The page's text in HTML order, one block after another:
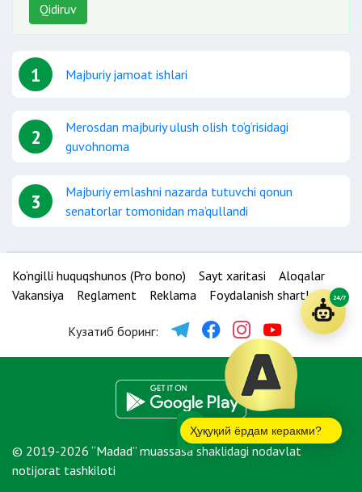
Qidiruv
1 Majburiy jamoat ishlari
2
Merosdan majburiy ulush olish to‘g‘risidagi
guvohnoma
3
Majburiy emlashni nazarda tutuvchi qonun
senatorlar tomonidan ma’qullandi
Ko‘ngilli huquqshunos (Pro bono) Sayt xaritasi
Aloqalar
Vakansiya
Reglament Reklama Foydalanish shartlari
Кузатиб боринг:
© 2019-2026 “Madad” muassasa shaklidagi nodavlat
notijorat tashkiloti
Ҳуқуқий ёрдам керакми?
24/7